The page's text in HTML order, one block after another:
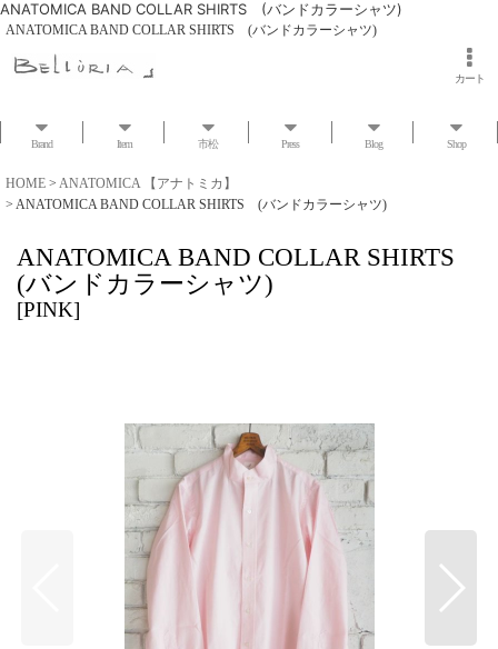
ANATOMICA BAND COLLAR SHIRTS (バンドカラーシャツ)
ANATOMICA BAND COLLAR SHIRTS (バンドカラーシャツ)
カート
Brand Item 市松 Press Blog Shop
HOME > ANATOMICA 【アナトミカ】
> ANATOMICA BAND COLLAR SHIRTS (バンドカラーシャツ)
ANATOMICA BAND COLLAR SHIRTS
(バンドカラーシャツ)
[PINK]